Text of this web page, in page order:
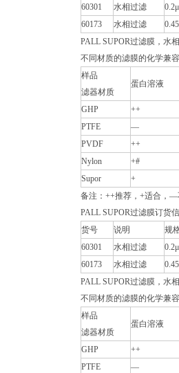
60301
水相过滤
60173
水相过滤
PALL SUPOR过滤膜，水
不同材质的滤膜的化学兼
样品
滤器材质
蛋白溶液
GHP
++
PTFE
—
PVDF
++
Nylon
+#
Supor
+
备注：++推荐，+适合
PALL SUPOR过滤膜订货
货号
说明
规
60301
水相过滤
60173
水相过滤
PALL SUPOR过滤膜，水
不同材质的滤膜的化学兼
样品
滤器材质
蛋白溶液
GHP
++
PTFE
—